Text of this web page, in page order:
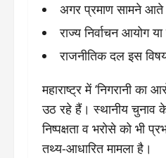
अगर प्रमाण सामने
राज्य निर्वाचन आयोग
राजनीतिक दल इस
महाराष्ट्र में ‘निगरानी
उठ रहे हैं। स्थानीय चुनाव
निष्पक्षता व भरोसे को भी
तथ्य-आधारित मामला है।